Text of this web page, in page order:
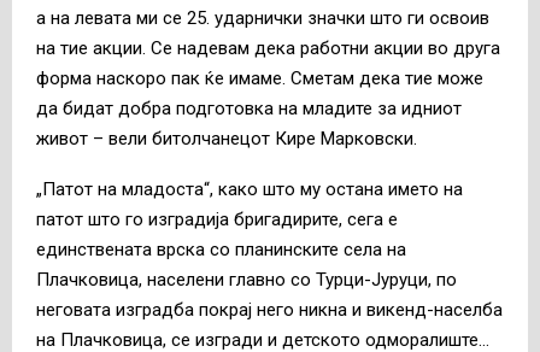
а на левата ми се 25. ударнички значки што ги освоив
на тие акции. Се надевам дека работни акции во друга
форма наскоро пак ќе имаме. Сметам дека тие може
да бидат добра подготовка на младите за идниот
живот – вели битолчанецот Кире Марковски.
„Патот на младоста“, како што му остана името на
патот што го изградија бригадирите, сега е
единствената врска со планинските села на
Плачковица, населени главно со Турци-Јуруци, по
неговата изградба покрај него никна и викенд-населба
на Плачковица, се изгради и детското одморалиште…